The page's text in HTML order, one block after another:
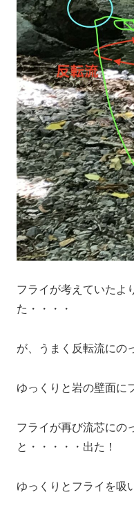
フライが考えていたよ
た・・・・
が、うまく反転流にの
ゆっくりと岩の壁面に
フライが再び流芯にの
と・・・・・出た！
ゆっくりとフライを吸